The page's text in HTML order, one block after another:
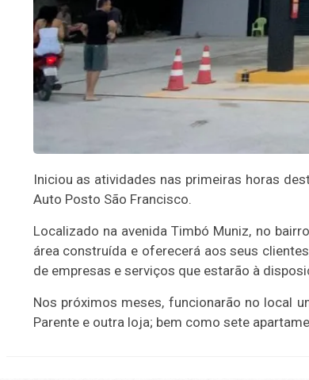
Iniciou as atividades nas primeiras horas
Auto Posto São Francisco.
Localizado na avenida Timbó Muniz, no
área construída e oferecerá aos seus
de empresas e serviços que estarão à
Nos próximos meses, funcionarão no local
Parente e outra loja; bem como sete